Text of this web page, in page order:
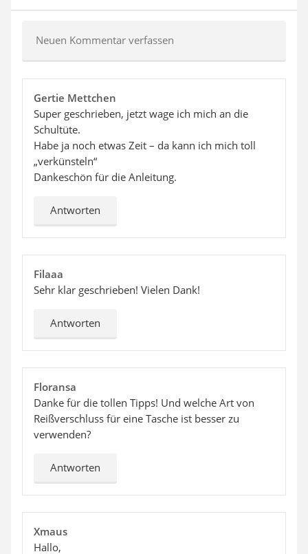
Neuen Kommentar verfassen
Gertie Mettchen
Super geschrieben, jetzt wage ich mich an die
Schultüte.
Habe ja noch etwas Zeit – da kann ich mich toll
„verkünsteln“
Dankeschön für die Anleitung.
Antworten
Filaaa
Sehr klar geschrieben! Vielen Dank!
Antworten
Floransa
Danke für die tollen Tipps! Und welche Art von
Reißverschluss für eine Tasche ist besser zu
verwenden?
Antworten
Xmaus
Hallo,